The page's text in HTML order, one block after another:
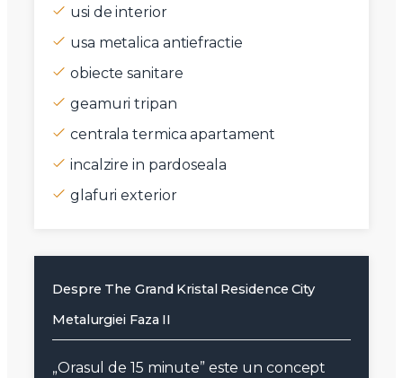
usi de interior
usa metalica antiefractie
obiecte sanitare
geamuri tripan
centrala termica apartament
incalzire in pardoseala
glafuri exterior
Despre The Grand Kristal Residence City
Metalurgiei Faza II
„Orasul de 15 minute” este un concept